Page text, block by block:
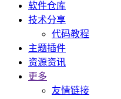
软件仓库
技术分享
代码教程
主题插件
资源资讯
更多
友情链接